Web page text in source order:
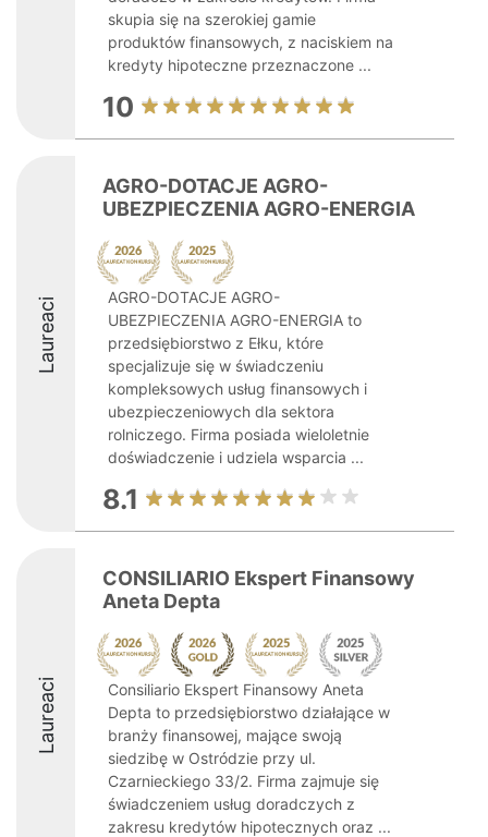
skupia się na szerokiej gamie
produktów finansowych, z naciskiem na
kredyty hipoteczne przeznaczone ...
10
Laureaci
AGRO-DOTACJE AGRO-
UBEZPIECZENIA AGRO-ENERGIA
AGRO-DOTACJE AGRO-
UBEZPIECZENIA AGRO-ENERGIA to
przedsiębiorstwo z Ełku, które
specjalizuje się w świadczeniu
kompleksowych usług finansowych i
ubezpieczeniowych dla sektora
rolniczego. Firma posiada wieloletnie
doświadczenie i udziela wsparcia ...
8.1
Laureaci
CONSILIARIO Ekspert Finansowy
Aneta Depta
Consiliario Ekspert Finansowy Aneta
Depta to przedsiębiorstwo działające w
branży finansowej, mające swoją
siedzibę w Ostródzie przy ul.
Czarnieckiego 33/2. Firma zajmuje się
świadczeniem usług doradczych z
zakresu kredytów hipotecznych oraz ...